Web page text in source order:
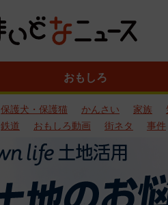
おもしろ
保護犬・保護猫 かんさい 家族
鉄道
おもしろ動画 街ネタ 事件